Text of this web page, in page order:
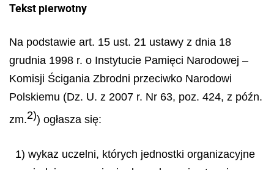
Tekst pierwotny
Na podstawie art. 15 ust. 21 ustawy z dnia 18
grudnia 1998 r. o Instytucie Pamięci Narodowej –
Komisji Ścigania Zbrodni przeciwko Narodowi
Polskiemu (Dz. U. z 2007 r. Nr 63, poz. 424, z późn.
zm.2)) ogłasza się:
1) wykaz uczelni, których jednostki organizacyjne